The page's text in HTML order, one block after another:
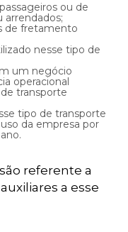
ou de
arrendados;
de fretamento
nesse tipo de
um negócio
operacional
transporte
tipo de transporte
da empresa por
referente a
a esse